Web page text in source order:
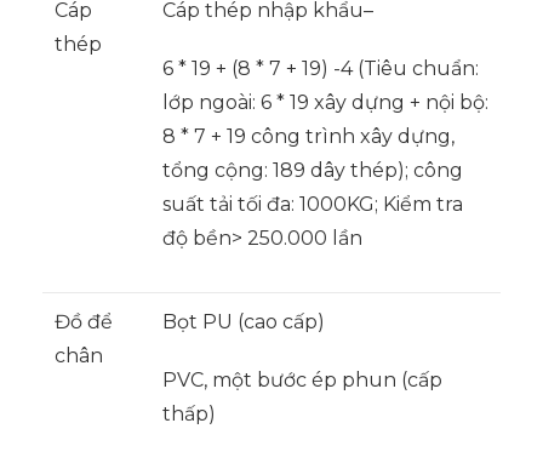
Cáp
thép
Cáp thép nhập khẩu–
6 * 19 + (8 * 7 + 19) -4 (Tiêu chuẩn:
lớp ngoài: 6 * 19 xây dựng + nội bộ:
8 * 7 + 19 công trình xây dựng,
tổng cộng: 189 dây thép); công
suất tải tối đa: 1000KG; Kiểm tra
độ bền> 250.000 lần
Đồ để
chân
Bọt PU (cao cấp)
PVC, một bước ép phun (cấp
thấp)